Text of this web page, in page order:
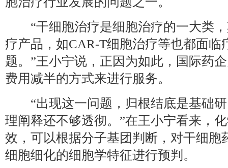
“干细胞治疗是细胞治疗的一大类，
疗产品，如CAR-T细胞治疗等也都面临
题。”王小宁说，正因为如此，国际药
费用减半的方式来进行服务。
“出现这一问题，归根结底是基础研
理阐释还不够透彻。”在王小宁看来，
效，可以根据分子基团判断，对干细胞
细胞细化的细胞学特征进行预判。